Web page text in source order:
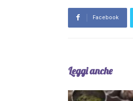
Facebook
Leggi anche